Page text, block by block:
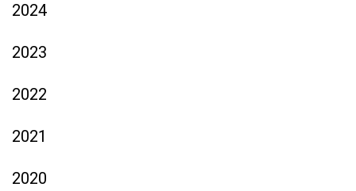
2024
2023
2022
2021
2020